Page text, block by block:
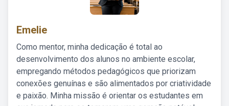
Emelie
Como mentor, minha dedicação é total ao
desenvolvimento dos alunos no ambiente escolar,
empregando métodos pedagógicos que priorizam
conexões genuínas e são alimentados por criatividade
e paixão. Minha missão é orientar os estudantes em